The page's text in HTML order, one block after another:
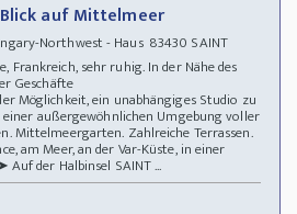
auf Mittelmeer
Northwest - Haus 83430 SAINT
Frankreich, sehr ruhig. In der Nähe des
Geschäfte
Möglichkeit, ein unabhängiges Studio zu
außergewöhnlichen Umgebung voller
Mittelmeergarten. Zahlreiche Terrassen.
am Meer, an der Var-Küste, in einer
der Halbinsel SAINT ...